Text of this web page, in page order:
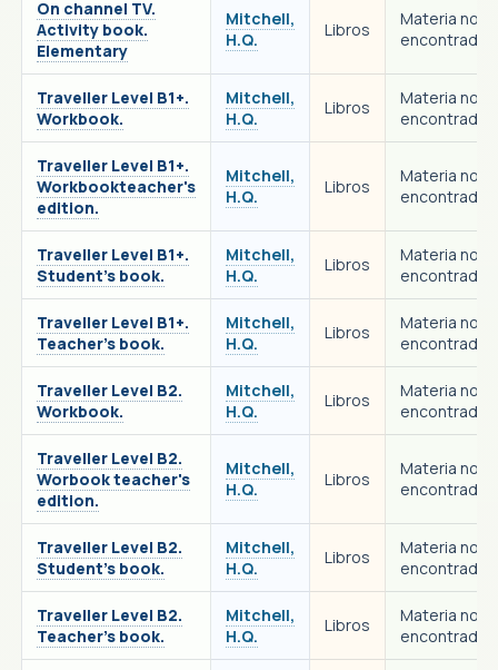
On channel TV.
Activity book.
Elementary
Mitchell,
H.Q.
Libros
Materia no
encontrada
Traveller Level B1+.
Workbook.
Mitchell,
H.Q.
Libros
Materia no
encontrada
Traveller Level B1+.
Workbookteacher's
edition.
Mitchell,
H.Q.
Libros
Materia no
encontrada
Traveller Level B1+.
Student's book.
Mitchell,
H.Q.
Libros
Materia no
encontrada
Traveller Level B1+.
Teacher's book.
Mitchell,
H.Q.
Libros
Materia no
encontrada
Traveller Level B2.
Workbook.
Mitchell,
H.Q.
Libros
Materia no
encontrada
Traveller Level B2.
Worbook teacher's
edition.
Mitchell,
H.Q.
Libros
Materia no
encontrada
Traveller Level B2.
Student's book.
Mitchell,
H.Q.
Libros
Materia no
encontrada
Traveller Level B2.
Teacher's book.
Mitchell,
H.Q.
Libros
Materia no
encontrada